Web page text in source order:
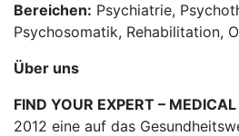
Bereichen: Psychiatrie,
Psychosomatik, Rehabilitation,
Über uns
FIND YOUR EXPERT –
2012 eine auf das